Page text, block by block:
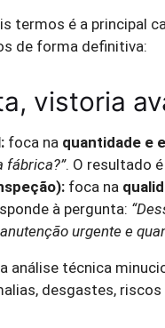
termos é a principal
de forma definitiva:
vistoria
foca na quantidade e
fábrica?”. O resultado
foca na
à pergunta:
urgente e
análise técnica
desgastes,